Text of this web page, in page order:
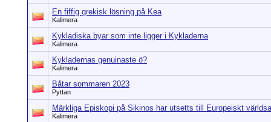
En fiffig grekisk lösning på Kea
Kalimera
Kykladiska byar som inte ligger i Kykladerna
Kalimera
Kykladernas genuinaste ö?
Kalimera
Båtar sommaren 2023
Pyttan
Märkliga Episkopi på Sikinos har utsetts till Europeiskt
Kalimera